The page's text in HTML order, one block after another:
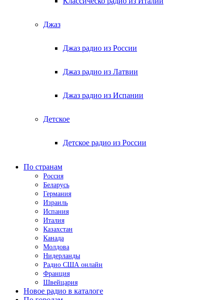
Джаз
Джаз радио из России
Джаз радио из Латвии
Джаз радио из Испании
Детское
Детское радио из России
По странам
Россия
Беларусь
Германия
Израиль
Испания
Италия
Казахстан
Канада
Молдова
Нидерланды
Радио США онлайн
Франция
Швейцария
Новое радио в каталоге